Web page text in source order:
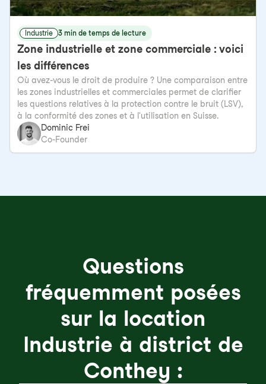
Industrie 3 min de temps de lecture
Zone industrielle et zone commerciale : voici
les différences
Où avez-vous le droit de produire ? Une comparaison entre
les zones industrielles et commerciales permet de clarifier
les questions relatives à la protection contre le bruit (LSV),
à la conformité des zones et à l'utilisation en Suisse.
Dominic Frei
Co-Founder
Questions
fréquemment posées
sur la location
Industrie à district de
Conthey :